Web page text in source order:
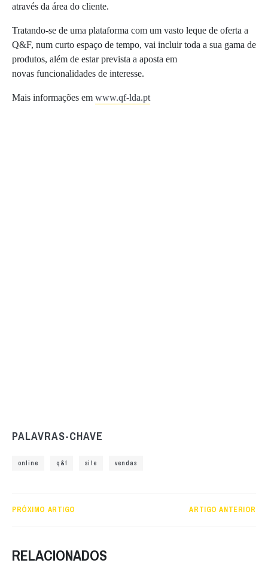
através da área do cliente.
Tratando-se de uma plataforma com um vasto leque de oferta a
Q&F, num curto espaço de tempo, vai incluir toda a sua gama de
produtos, além de estar prevista a aposta em
novas funcionalidades de interesse.
Mais informações em www.qf-lda.pt
PALAVRAS-CHAVE
online q&f site vendas
PRÓXIMO ARTIGO ARTIGO ANTERIOR
RELACIONADOS